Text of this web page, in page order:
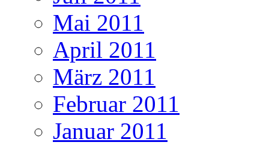
Mai 2011
April 2011
März 2011
Februar 2011
Januar 2011